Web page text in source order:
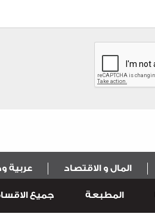
المال و الاقتصاد عربية
المطبعة جميع